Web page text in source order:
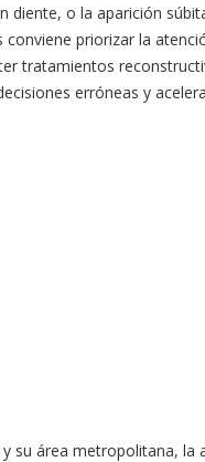
diente, o la aparición
conviene priorizar la
tratamientos
erróneas y
su área metropolitana, la